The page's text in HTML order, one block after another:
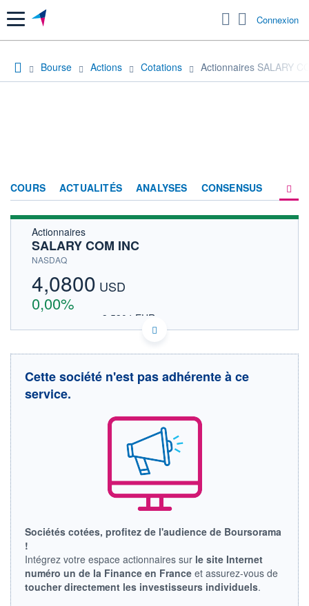
Menu Connexion
Bourse Actions Cotations Actionnaires SALARY
COURS ACTUALITÉS ANALYSES CONSENSUS
Actionnaires
SALARY COM INC
NASDAQ
4,0800 USD
0,00%
3,5304 EUR
DONNÉES TEMPS DIFFÉRÉ
Cotation sur les autres places
4,0800
+ BAS
0,0000
CAPITAL ÉCHANGÉ
0,00%
0,0000 0,0000
RENDEMENT
ESTIMÉ 2026
-
PER ESTIMÉ
2026
-
Cette société n'est pas adhérente à ce
service.
Sociétés cotées, profitez de l'audience de Boursorama
!
Intégrez votre espace actionnaires sur le site Internet
numéro un de la Finance en France et assurez-vous de
toucher directement les investisseurs individuels.